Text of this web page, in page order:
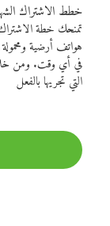
خطط الاشتراك
تمنحك خطة الاشتراك
هواتف أرضية
في أي وقت. ومن
التي تجريها بالفعل